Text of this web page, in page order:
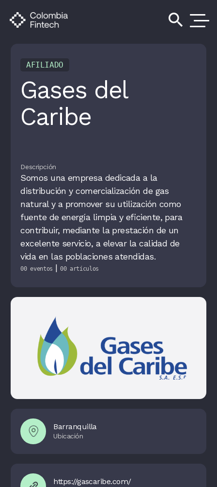
search
Barranquilla
https://gascaribe.com/
AFILIADO
Gases del
Caribe
Descripción
Somos una empresa dedicada a la
distribución y comercialización de gas
natural y a promover su utilización como
fuente de energía limpia y eficiente, para
contribuir, mediante la prestación de un
excelente servicio, a elevar la calidad de
vida en las poblaciones atendidas.
00 eventos |00 artículos